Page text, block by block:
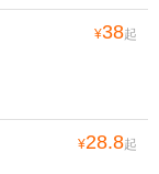
¥38起
¥28.8起